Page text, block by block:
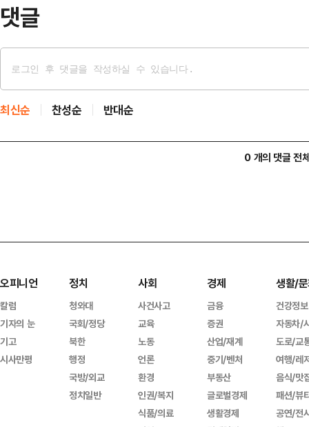
댓글
최신순 찬성순 반대순
0 개의 댓글 전
오피니언
칼럼
기자의 눈
기고
시사만평
정치
청와대
국회/정당
북한
행정
국방/외교
정치일반
사회
사건사고
교육
노동
언론
환경
인권/복지
식품/의료
경제
금융
증권
산업/재계
중기/벤처
부동산
글로벌경제
생활경제
생활/
건강정보
자동차/
도로/교
여행/레
음식/맛
패션/뷰
공연/전